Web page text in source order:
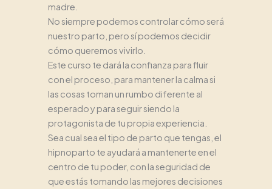
madre.
No siempre podemos controlar cómo será
nuestro parto, pero sí podemos decidir
cómo queremos vivirlo.
Este curso te dará la confianza para fluir
con el proceso, para mantener la calma si
las cosas toman un rumbo diferente al
esperado y para seguir siendo la
protagonista de tu propia experiencia.
Sea cual sea el tipo de parto que tengas, el
hipnoparto te ayudará a mantenerte en el
centro de tu poder, con la seguridad de
que estás tomando las mejores decisiones